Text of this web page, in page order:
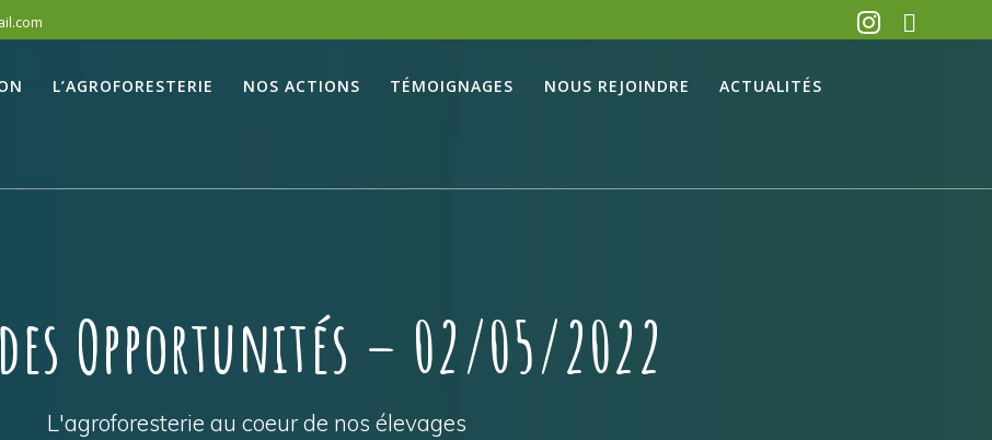
L’AGROFORESTERIE NOS ACTIONS TÉMOIGNAGES NOUS REJOINDRE ACTUALITÉS
Opportunités – 02/05/2022
L'agroforesterie au coeur de nos élevages